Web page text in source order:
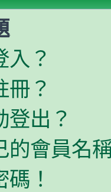
入？
冊？
登出？
的會員名
！